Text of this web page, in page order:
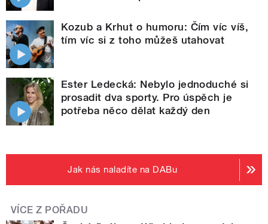
Kozub a Krhut o humoru: Čím víc víš,
tím víc si z toho můžeš utahovat
Ester Ledecká: Nebylo jednoduché si
prosadit dva sporty. Pro úspěch je
potřeba něco dělat každý den
Jak nás naladíte na DABu
VÍCE Z POŘADU